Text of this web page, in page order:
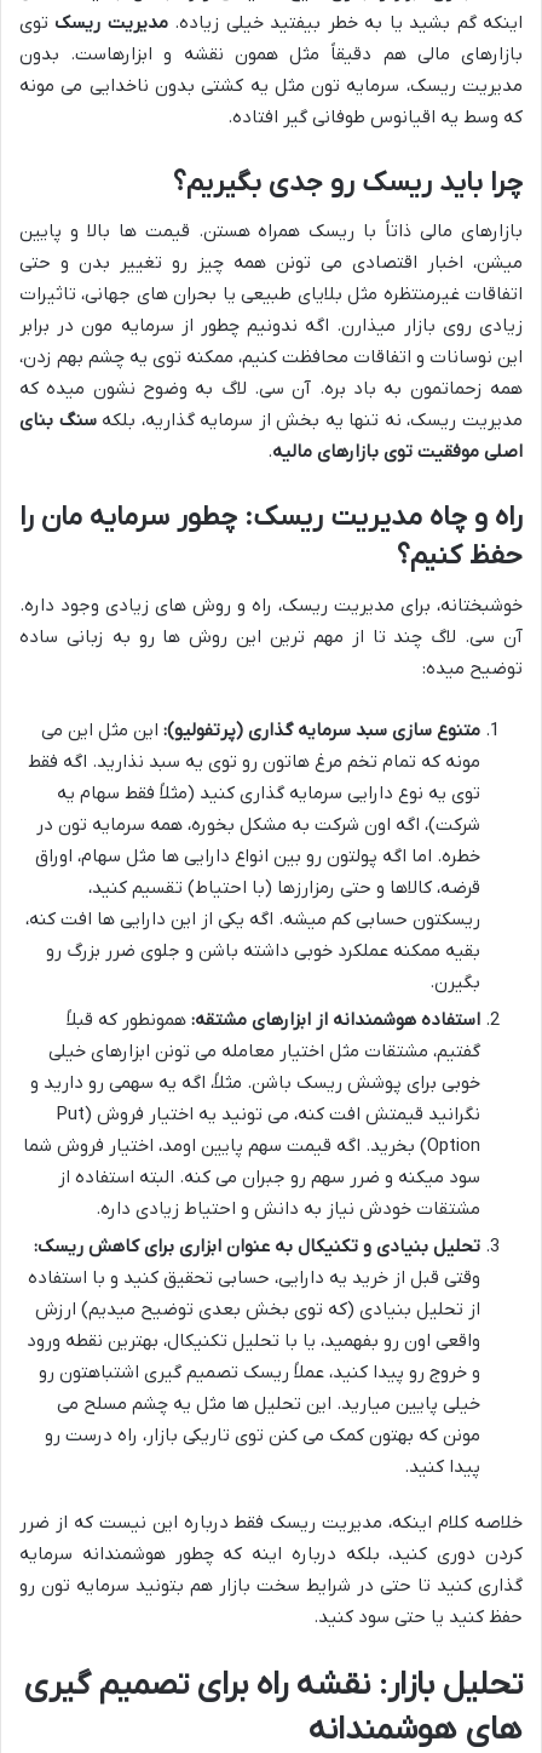
اینکه گم بشید یا به خطر بیفتید خیلی زیاده.مدیریت ریسک توی
بازارهای مالی هم دقیقاً مثل همون نقشه و ابزارهاست. بدون
مدیریت ریسک، سرمایه تون مثل یه کشتی بدون ناخدایی می مونه
که وسط یه اقیانوس طوفانی گیر افتاده.
چرا باید ریسک رو جدی بگیریم؟
بازارهای مالی ذاتاً با ریسک همراه هستن. قیمت ها بالا و پایین
میشن، اخبار اقتصادی می تونن همه چیز رو تغییر بدن و حتی
اتفاقات غیرمنتظره مثل بلایای طبیعی یا بحران های جهانی، تاثیرات
زیادی روی بازار میذارن. اگه ندونیم چطور از سرمایه مون در برابر
این نوسانات و اتفاقات محافظت کنیم، ممکنه توی یه چشم بهم زدن،
همه زحماتمون به باد بره. آن سی. لاگ به وضوح نشون میده که
مدیریت ریسک، نه تنها یه بخش از سرمایه گذاریه، بلکهسنگ بنای
اصلی موفقیت توی بازارهای مالیه.
راه و چاه مدیریت ریسک: چطور سرمایه مان را
حفظ کنیم؟
خوشبختانه، برای مدیریت ریسک، راه و روش های زیادی وجود داره.
آن سی. لاگ چند تا از مهم ترین این روش ها رو به زبانی ساده
توضیح میده:
متنوع سازی سبد سرمایه گذاری (پرتفولیو): این مثل این می
مونه که تمام تخم مرغ هاتون رو توی یه سبد نذارید. اگه فقط
توی یه نوع دارایی سرمایه گذاری کنید (مثلاً فقط سهام یه
شرکت)، اگه اون شرکت به مشکل بخوره، همه سرمایه تون در
خطره. اما اگه پولتون رو بین انواع دارایی ها مثل سهام، اوراق
قرضه، کالاها و حتی رمزارزها (با احتیاط) تقسیم کنید،
ریسکتون حسابی کم میشه. اگه یکی از این دارایی ها افت کنه،
بقیه ممکنه عملکرد خوبی داشته باشن و جلوی ضرر بزرگ رو
بگیرن.
استفاده هوشمندانه از ابزارهای مشتقه: همونطور که قبلاً
گفتیم، مشتقات مثل اختیار معامله می تونن ابزارهای خیلی
خوبی برای پوشش ریسک باشن. مثلاً، اگه یه سهمی رو دارید و
نگرانید قیمتش افت کنه، می تونید یه اختیار فروش (Put
Option) بخرید. اگه قیمت سهم پایین اومد، اختیار فروش شما
سود میکنه و ضرر سهم رو جبران می کنه. البته استفاده از
مشتقات خودش نیاز به دانش و احتیاط زیادی داره.
تحلیل بنیادی و تکنیکال به عنوان ابزاری برای کاهش ریسک:
وقتی قبل از خرید یه دارایی، حسابی تحقیق کنید و با استفاده
از تحلیل بنیادی (که توی بخش بعدی توضیح میدیم) ارزش
واقعی اون رو بفهمید، یا با تحلیل تکنیکال، بهترین نقطه ورود
و خروج رو پیدا کنید، عملاً ریسک تصمیم گیری اشتباهتون رو
خیلی پایین میارید. این تحلیل ها مثل یه چشم مسلح می
مونن که بهتون کمک می کنن توی تاریکی بازار، راه درست رو
پیدا کنید.
خلاصه کلام اینکه، مدیریت ریسک فقط درباره این نیست که از ضرر
کردن دوری کنید، بلکه درباره اینه که چطور هوشمندانه سرمایه
گذاری کنید تا حتی در شرایط سخت بازار هم بتونید سرمایه تون رو
حفظ کنید یا حتی سود کنید.
تحلیل بازار: نقشه راه برای تصمیم گیری
های هوشمندانه